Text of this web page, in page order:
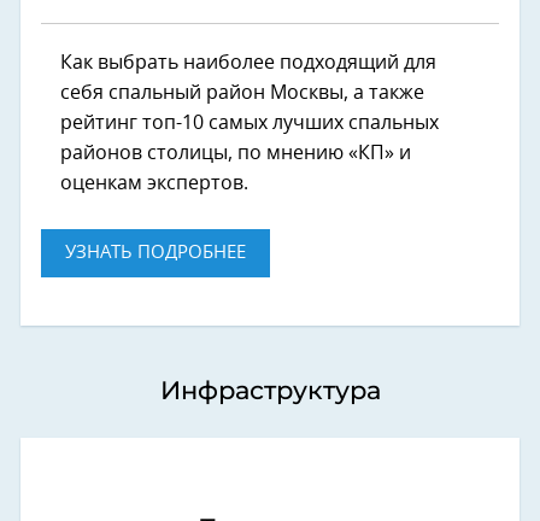
Как выбрать наиболее подходящий для
себя спальный район Москвы, а также
рейтинг топ-10 самых лучших спальных
районов столицы, по мнению «КП» и
оценкам экспертов.
УЗНАТЬ ПОДРОБНЕЕ
Инфраструктура